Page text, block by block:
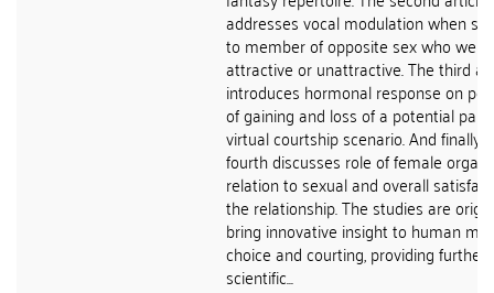
addresses vocal modulation when
to member of opposite sex who we
attractive or unattractive. The third
introduces hormonal response on
of gaining and loss of a potential
virtual courtship scenario. And finally,
fourth discusses role of female
relation to sexual and overall
the relationship. The studies are
bring innovative insight to human
choice and courting, providing further
scientific...